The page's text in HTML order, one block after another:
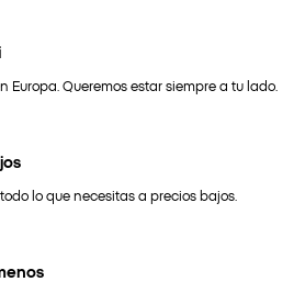
Europa. Queremos estar siempre a tu lado.
lo que necesitas a precios bajos.